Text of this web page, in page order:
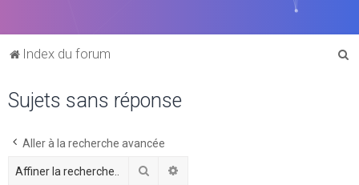
Index du forum
Sujets sans réponse
Aller à la recherche avancée
Rechercher